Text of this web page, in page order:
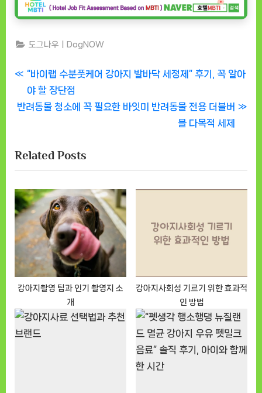
도그나우ㅣDogNOW
글
탐
P
r
e
o
u
s
P
o
s
:
“바이랩 수분풋케어 강아지 발바닥 세정제” 후기, 꼭 알아
야 할 장단점
N
t
P
o
s
t
:
반려동물 청소에 꼭 필요한 바잇미 반려동물 전용 더블버
블 다목적 세제
Related Posts
강아지촬영 팁과 인기 촬영지 소
개
강아지사회성 기르기 위한 효과적
인 방법